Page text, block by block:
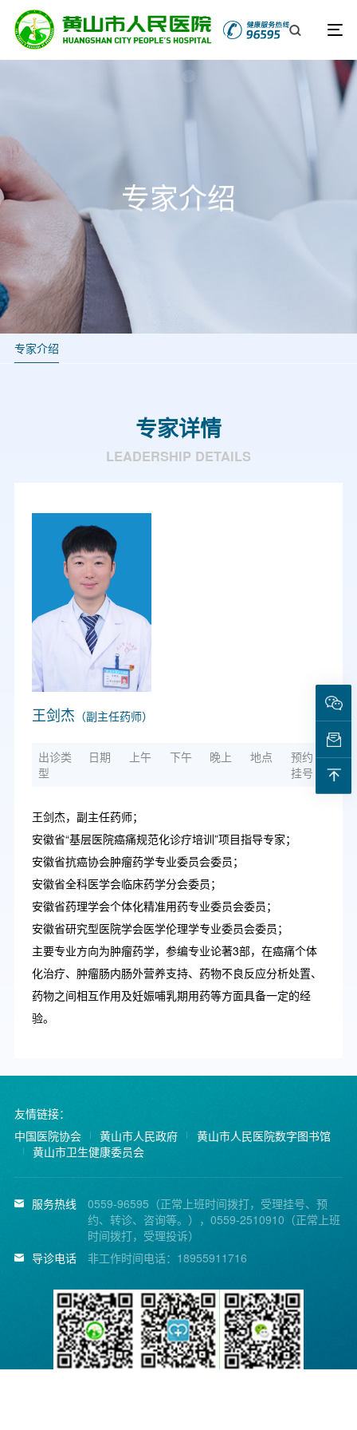
专家介绍
专家介绍
专家详情
LEADERSHIP DETAILS
王剑杰 （副主任药师）
出诊类
型
日期 上午 下午 晚上 地点
预约
挂号
王剑杰，副主任药师；
安徽省“基层医院癌痛规范化诊疗培训”项目指导专家；
安徽省抗癌协会肿瘤药学专业委员会委员；
安徽省全科医学会临床药学分会委员；
安徽省药理学会个体化精准用药专业委员会委员；
安徽省研究型医院学会医学伦理学专业委员会委员；
主要专业方向为肿瘤药学，参编专业论著3部，在癌痛个体
化治疗、肿瘤肠内肠外营养支持、药物不良反应分析处置、
药物之间相互作用及妊娠哺乳期用药等方面具备一定的经
验。
友情链接：
中国医院协会
黄山市人民政府
黄山市人民医院数字图书馆
黄山市卫生健康委员会
服务热线
0559-96595（正常上班时间拨打，受理挂号、预
约、转诊、咨询等。），0559-2510910（正常上班
时间拨打，受理投诉）
导诊电话
非工作时间电话：18955911716